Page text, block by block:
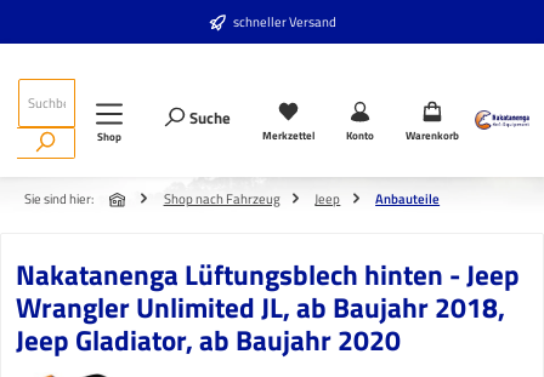
schneller Versand
Shop
Suche
Merkzettel Konto Warenkorb
Sie sind hier: Shop nach Fahrzeug Jeep Anbauteile
Nakatanenga Lüftungsblech hinten - Jeep
Wrangler Unlimited JL, ab Baujahr 2018,
Jeep Gladiator, ab Baujahr 2020